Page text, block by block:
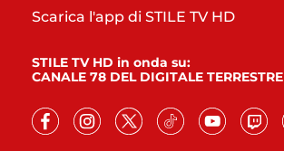
Scarica l'app di STILE TV HD
STILE TV HD in onda su:
CANALE 78 DEL DIGITALE TERRESTRE